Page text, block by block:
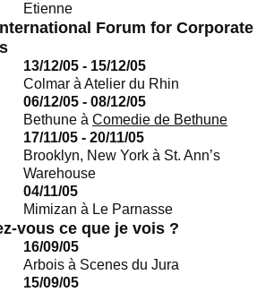
Etienne
Forum for Corporate
13/12/05 - 15/12/05
Colmar à Atelier du Rhin
06/12/05 - 08/12/05
Bethune à Comedie de Bethune
17/11/05 - 20/11/05
Brooklyn, New York à St. Ann’s
Warehouse
04/11/05
Mimizan à Le Parnasse
vous ce que je vois ?
16/09/05
Arbois à Scenes du Jura
15/09/05